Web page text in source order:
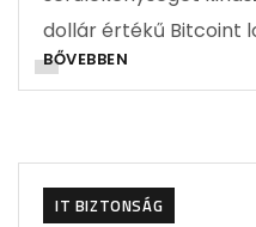
dollár értékű Bitcoint
BŐVEBBEN
IT BIZTONSÁG